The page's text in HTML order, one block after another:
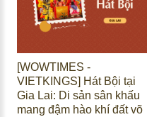
[WOWTIMES -
VIETKINGS] Hát Bội tại
Gia Lai: Di sản sân khấu
mang đậm hào khí đất võ